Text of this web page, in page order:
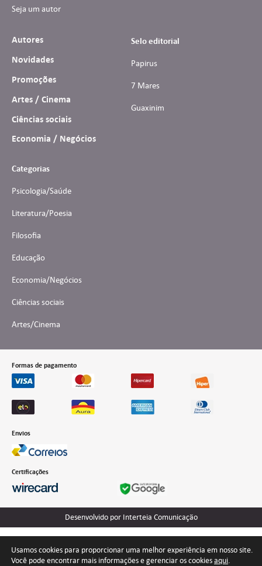
Seja um autor
Autores
Novidades
Promoções
Artes / Cinema
Ciências sociais
Economia / Negócios
Selo editorial
Papirus
7 Mares
Guaxinim
Categorias
Psicologia/Saúde
Literatura/Poesia
Filosofia
Educação
Economia/Negócios
Ciências sociais
Artes/Cinema
Formas de pagamento
Envios
Certificações
Desenvolvido por Interteia Comunicação
Usamos cookies para proporcionar uma melhor experiência em nosso site.
Você pode encontrar mais informações e gerenciar os cookiesaqui.